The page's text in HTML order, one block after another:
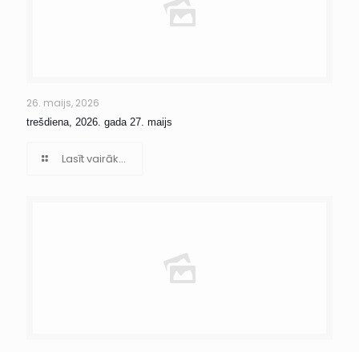
26. maijs, 2026
trešdiena, 2026. gada 27. maijs
Lasīt vairāk...